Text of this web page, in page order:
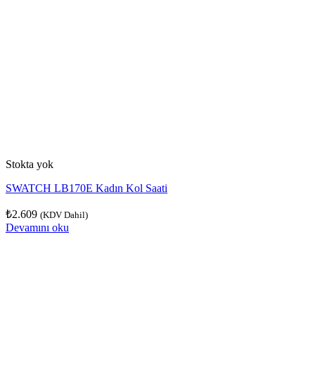
Stokta yok
SWATCH LB170E Kadın Kol Saati
₺2.609 (KDV Dahil)
Devamını oku